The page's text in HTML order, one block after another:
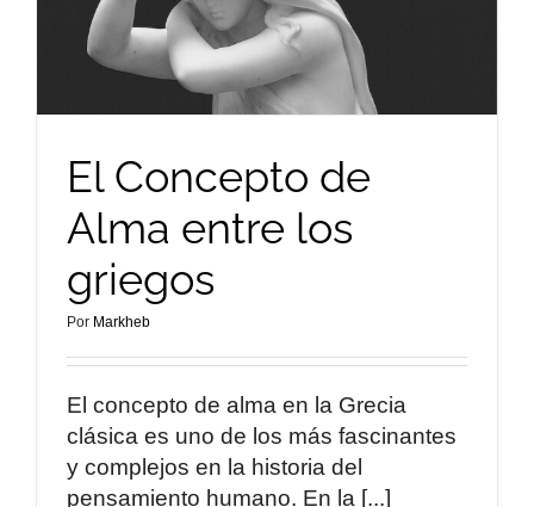
El Concepto de
Alma entre los
griegos
Por Markheb
El concepto de alma en la Grecia
clásica es uno de los más fascinantes
y complejos en la historia del
pensamiento humano. En la [...]